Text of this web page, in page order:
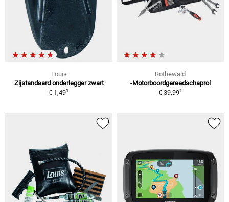
Louis
Zijstandaard onderlegger zwart
€ 1,491
Rothewald
-Motorboordgereedschaprol
€ 39,991